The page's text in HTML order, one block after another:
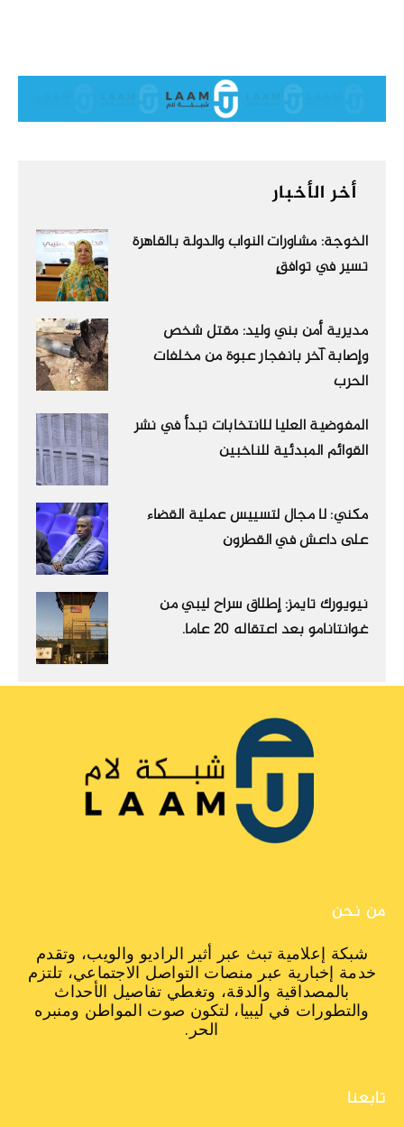
أخر الأخبار
الخوجة: مشاورات النواب والدولة بالقاهرة
تسير في توافقٍ
مديرية أمن بني وليد: مقتل شخص
وإصابة آخر بانفجار عبوة من مخلفات
الحرب
المفوضية العليا للانتخابات تبدأ في نشر
القوائم المبدئية للناخبين
مكني: لا مجال لتسييس عملية القضاء
على داعش في القطرون
نيويورك تايمز: إطلاق سراح ليبي من
غوانتانامو بعد اعتقاله 20 عاما.
من نحن
شبكة إعلامية تبث عبر أثير الراديو والويب، وتقدم
خدمة إخبارية عبر منصات التواصل الاجتماعي، تلتزم
بالمصداقية والدقة، وتغطي تفاصيل الأحداث
والتطورات في ليبيا، لتكون صوت المواطن ومنبره
الحر.
تابعنا